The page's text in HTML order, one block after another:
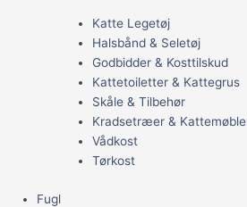
Katte Legetøj
Halsbånd & Seletøj
Godbidder & Kosttilskud
Kattetoiletter & Kattegrus
Skåle & Tilbehør
Kradsetræer &
Vådkost
Tørkost
Fugl